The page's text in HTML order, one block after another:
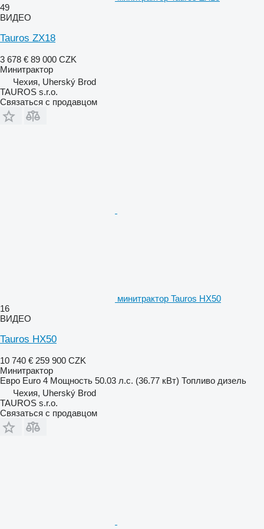
49
ВИДЕО
Tauros ZX18
3 678 € 89 000 CZK
Минитрактор
Чехия, Uherský Brod
TAUROS s.r.o.
Связаться с продавцом
минитрактор Tauros HX50
16
ВИДЕО
Tauros HX50
10 740 € 259 900 CZK
Минитрактор
Евро Euro 4 Мощность 50.03 л.с. (36.77 кВт) Топливо дизель
Чехия, Uherský Brod
TAUROS s.r.o.
Связаться с продавцом